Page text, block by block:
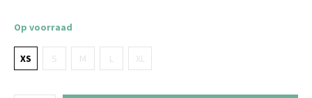
Op voorraad
XS S M L XL